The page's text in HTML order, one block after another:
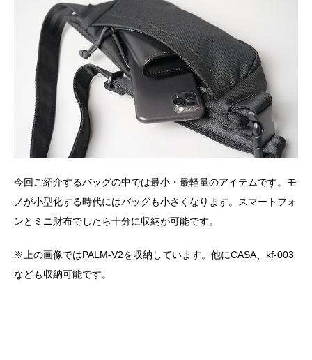
今回ご紹介するバッグの中では最小・最軽量のアイテムです。モ
ノが小型化する時代にはバッグも小さくなります。スマートフォ
ンとミニ財布でしたら十分に収納が可能です。
※上の画像ではPALM-V2を収納しています。他にCASA、kf-003
なども収納可能です。